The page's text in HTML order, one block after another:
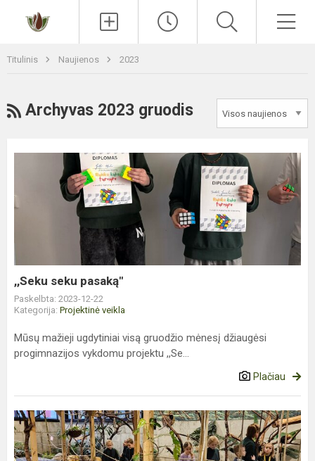
Titulinis Naujienos 2023
RSS
Archyvas 2023 gruodis
pasaką"
,,Seku seku pasaką"
Paskelbta: 2023-12-22
Kategorija: Projektinė veikla
Mūsų mažieji ugdytiniai visą gruodžio mėnesį džiaugėsi
progimnazijos vykdomu projektu ,,Se...
Plačiau
Išvyka
į
Vilniaus